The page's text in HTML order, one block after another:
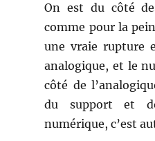
On est du côté
comme pour la
une vraie rupture
analogique, et le
côté de
du support et
numérique, c’est